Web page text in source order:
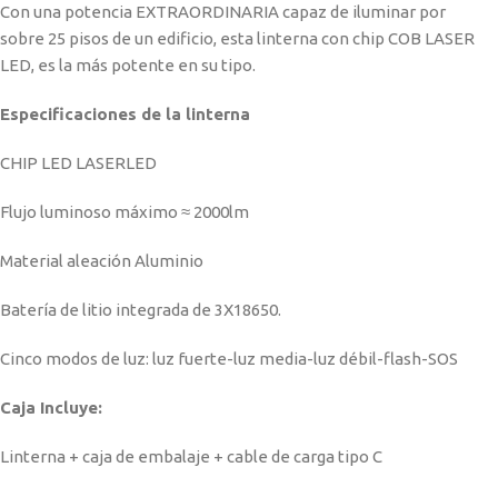
Con una potencia EXTRAORDINARIA capaz de iluminar por
sobre 25 pisos de un edificio, esta linterna con chip COB LASER
LED, es la más potente en su tipo.
Especificaciones de la linterna
CHIP LED LASERLED
Flujo luminoso máximo ≈ 2000lm
Material aleación Aluminio
Batería de litio integrada de 3X18650.
Cinco modos de luz: luz fuerte-luz media-luz débil-flash-SOS
Caja Incluye:
Linterna + caja de embalaje + cable de carga tipo C